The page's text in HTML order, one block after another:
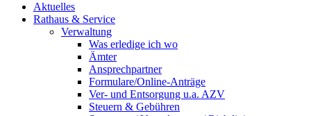
Aktuelles
Rathaus & Service
Verwaltung
Was erledige ich wo
Ämter
Ansprechpartner
Formulare/Online-Anträge
Ver- und Entsorgung u.a. AZV
Steuern & Gebühren